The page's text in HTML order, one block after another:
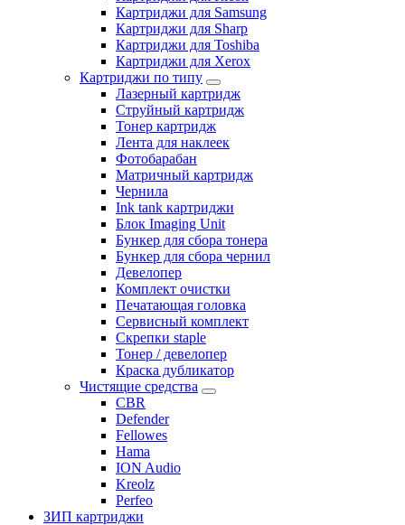
Картриджи для Samsung
Картриджи для Sharp
Картриджи для Toshiba
Картриджи для Xerox
Картриджи по типу
Лазерный картридж
Струйный картридж
Тонер картридж
Лента для наклеек
Фотобарабан
Матричный картридж
Чернила
Ink tank картриджи
Блок Imaging Unit
Бункер для сбора тонера
Бункер для сбора чернил
Девелопер
Комплект очистки
Печатающая головка
Сервисный комплект
Скрепки staple
Тонер / девелопер
Краска дубликатор
Чистящие средства
CBR
Defender
Fellowes
Hama
ION Audio
Kreolz
Perfeo
ЗИП картриджи